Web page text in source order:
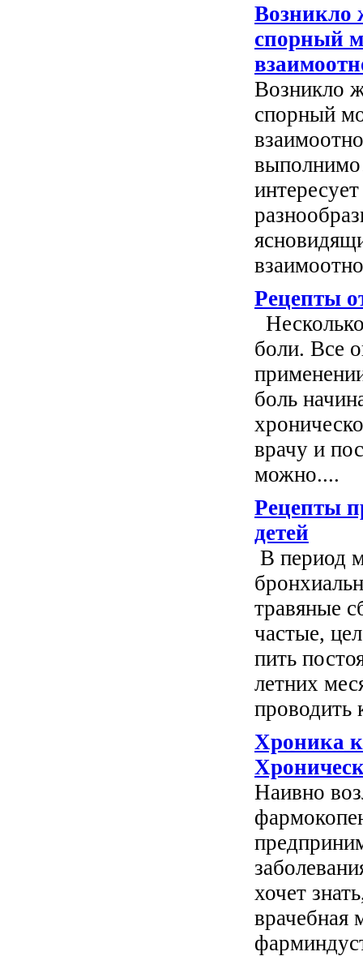
Возникло
спорный
Возникло
спорный
Рецепты
боли. Все
боль
врачу и
можно....
Рецепты
детей
В период
травяные
частые,
пить
летних
проводить
Хроника
Наивно
хочет
врачебная